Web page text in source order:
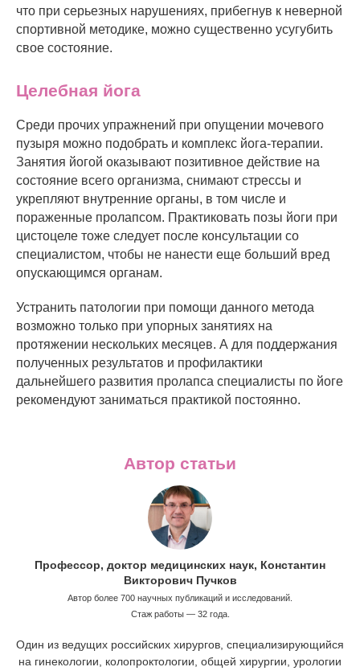
что при серьезных нарушениях, прибегнув к неверной
спортивной методике, можно существенно усугубить
свое состояние.
Целебная йога
Среди прочих упражнений при опущении мочевого
пузыря можно подобрать и комплекс йога-терапии.
Занятия йогой оказывают позитивное действие на
состояние всего организма, снимают стрессы и
укрепляют внутренние органы, в том числе и
пораженные пролапсом. Практиковать позы йоги при
цистоцеле тоже следует после консультации со
специалистом, чтобы не нанести еще больший вред
опускающимся органам.
Устранить патологии при помощи данного метода
возможно только при упорных занятиях на
протяжении нескольких месяцев. А для поддержания
полученных результатов и профилактики
дальнейшего развития пролапса специалисты по йоге
рекомендуют заниматься практикой постоянно.
Автор статьи
Профессор, доктор медицинских наук, Константин
Викторович Пучков
Автор более 700 научных публикаций и исследований.
Стаж работы — 32 года.
Один из ведущих российских хирургов, специализирующийся
на гинекологии, колопроктологии, общей хирургии, урологии